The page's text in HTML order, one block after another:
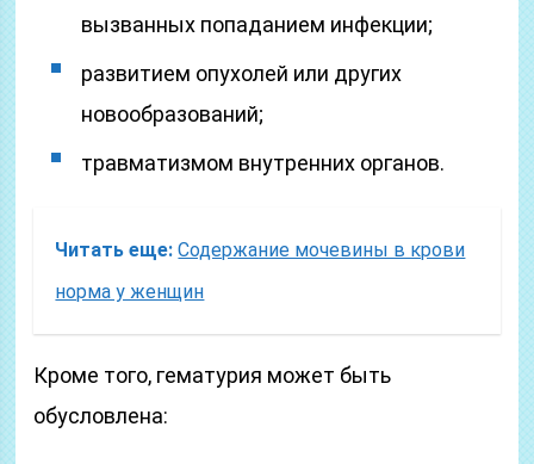
вызванных попаданием инфекции;
развитием опухолей или других
новообразований;
травматизмом внутренних органов.
Читать еще: Содержание мочевины в крови
норма у женщин
Кроме того, гематурия может быть
обусловлена: